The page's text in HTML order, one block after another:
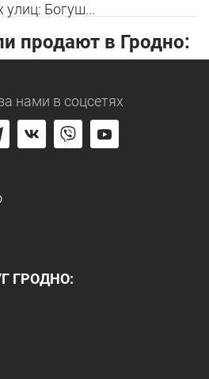
улиц: Богуш...
продают в Гродно:
нами в соцсетях
ГРОДНО: